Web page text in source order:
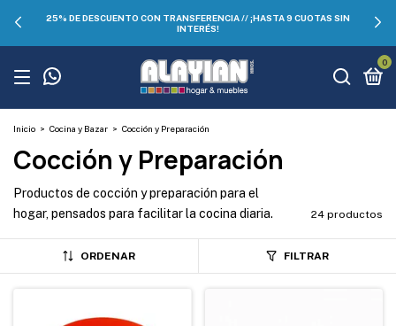
25% DE DESCUENTO CON TRANSFERENCIA // ¡HASTA 9 CUOTAS SIN
INTERÉS!
0
Inicio > Cocina y Bazar > Cocción y Preparación
Cocción y Preparación
Productos de cocción y preparación para el
hogar, pensados para facilitar la cocina diaria.
24 productos
ORDENAR FILTRAR